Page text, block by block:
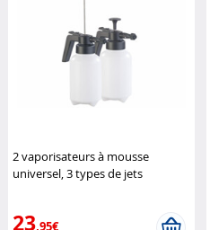
2 vaporisateurs à mousse
universel, 3 types de jets
23,95€